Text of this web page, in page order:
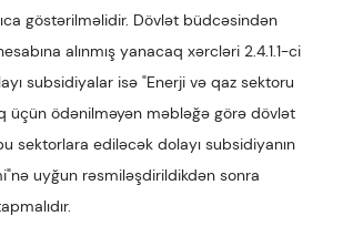
göstərilməlidir. Dövlət büdcəsindən
alınmış yanacaq xərcləri 2.4.1.1-ci
subsidiyalar isə "Enerji və qaz sektoru
üçün ödənilməyən məbləğə görə dövlət
sektorlara ediləcək dolayı subsidiyanın
uyğun rəsmiləşdirildikdən sonra